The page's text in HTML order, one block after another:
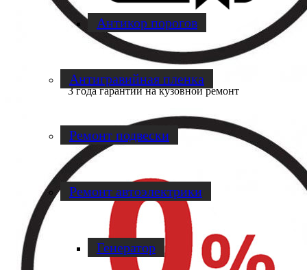
Антикор порогов
Антигравийная пленка
Ремонт подвески
Ремонт автоэлектрики
Генератор
3 года гарантии на кузовной ремонт